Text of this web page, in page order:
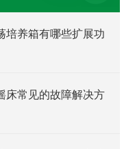
培养箱有哪些扩展功
床常见的故障解决方